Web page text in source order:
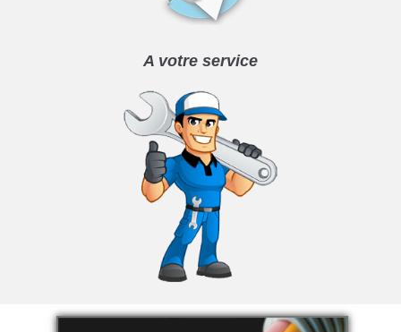
A votre service